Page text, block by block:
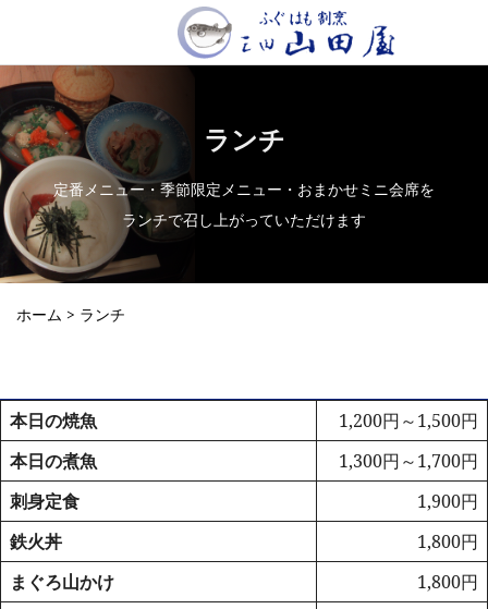
ランチ
定番メニュー・季節限定メニュー・おまかせミニ会席を
ランチで召し上がっていただけます
ホーム > ランチ
本日の焼魚
1,200円～1,500円
本日の煮魚
1,300円～1,700円
刺身定食
1,900円
鉄火丼
1,800円
まぐろ山かけ
1,800円